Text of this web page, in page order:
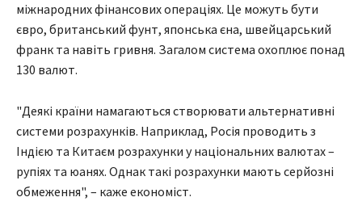
міжнародних фінансових операціях. Це можуть бути
євро, британський фунт, японська єна, швейцарський
франк та навіть гривня. Загалом система охоплює понад
130 валют.
"Деякі країни намагаються створювати альтернативні
системи розрахунків. Наприклад, Росія проводить з
Індією та Китаєм розрахунки у національних валютах –
рупіях та юанях. Однак такі розрахунки мають серйозні
обмеження", – каже економіст.